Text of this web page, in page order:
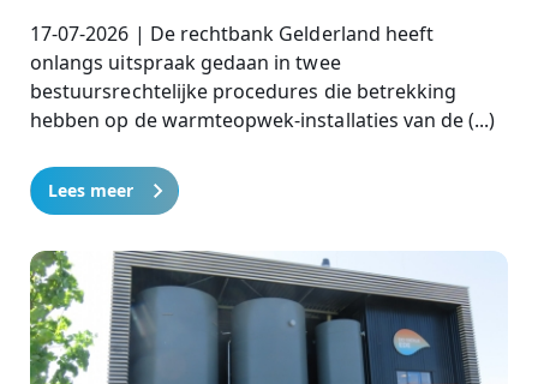
17-07-2026 | De rechtbank Gelderland heeft
onlangs uitspraak gedaan in twee
bestuursrechtelijke procedures die betrekking
hebben op de warmteopwek-installaties van de (...)
Lees meer